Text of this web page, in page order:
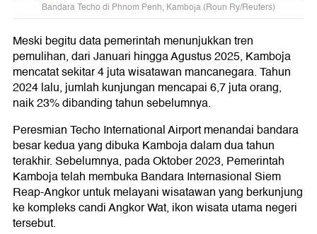
Bandara Techo di Phnom Penh, Kamboja (Roun Ry/Reuters)
Meski begitu data pemerintah menunjukkan tren
pemulihan, dari Januari hingga Agustus 2025, Kamboja
mencatat sekitar 4 juta wisatawan mancanegara. Tahun
2024 lalu, jumlah kunjungan mencapai 6,7 juta orang,
naik 23% dibanding tahun sebelumnya.
Peresmian Techo International Airport menandai bandara
besar kedua yang dibuka Kamboja dalam dua tahun
terakhir. Sebelumnya, pada Oktober 2023, Pemerintah
Kamboja telah membuka Bandara Internasional Siem
Reap-Angkor untuk melayani wisatawan yang berkunjung
ke kompleks candi Angkor Wat, ikon wisata utama negeri
tersebut.